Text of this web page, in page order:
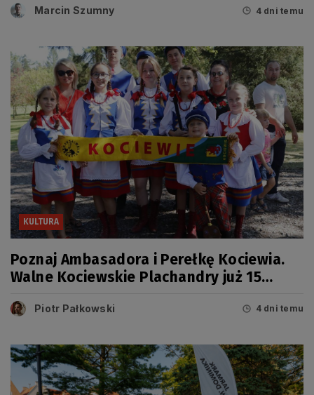
Marcin Szumny 4 dni temu
KULTURA
Poznaj Ambasadora i Perełkę Kociewia.
Walne Kociewskie Plachandry już 15
Piotr Pałkowski 4 dni temu